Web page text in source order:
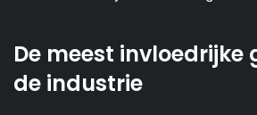
De meest invloedrijke
de industrie